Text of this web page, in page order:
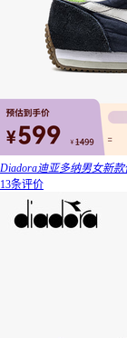
Diadora迪亚多纳男女新款
13条评价